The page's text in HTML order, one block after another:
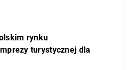
rynku
turystycznej dla